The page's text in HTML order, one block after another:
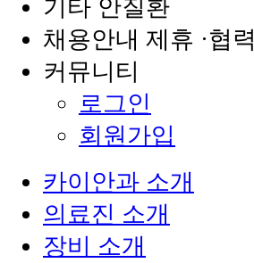
기타 안질환
채용안내 제휴 ·협력
커뮤니티
로그인
회원가입
카이안과 소개
의료진 소개
장비 소개